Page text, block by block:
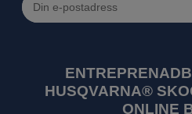
HUSQVARNA®
ONLINE